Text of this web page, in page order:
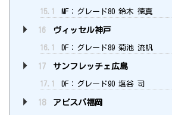
15.1 MF：グレード80 鈴木 徳真
16 ヴィッセル神戸
16.1 DF：グレード89 菊池 流帆
17 サンフレッチェ広島
17.1 DF：グレード90 塩谷 司
18 アビスパ福岡